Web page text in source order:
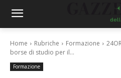
Home Rubriche Formazione
borse di studio per il...
Formazione